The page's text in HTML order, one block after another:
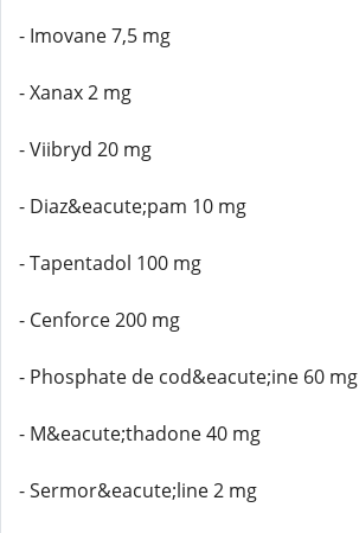
- Imovane 7,5 mg
- Xanax 2 mg
- Viibryd 20 mg
- Diaz&eacute;pam 10 mg
- Tapentadol 100 mg
- Cenforce 200 mg
- Phosphate de cod&eacute;ine 60 mg
- M&eacute;thadone 40 mg
- Sermor&eacute;line 2 mg